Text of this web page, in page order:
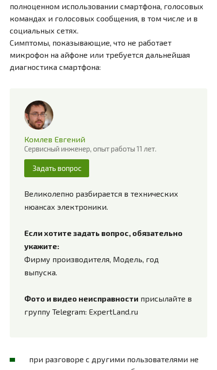
полноценном использовании смартфона, голосовых
командах и голосовых сообщения, в том числе и в
социальных сетях.
Симптомы, показывающие, что не работает
микрофон на айфоне или требуется дальнейшая
диагностика смартфона:
Комлев Евгений
Сервисный инженер, опыт работы 11 лет.
Задать вопрос
Великолепно разбирается в технических
нюансах электроники.
Если хотите задать вопрос, обязательно
укажите:
Фирму производителя, Модель, год
выпуска.
Фото и видео неисправности присылайте в
группу Telegram: ExpertLand.ru
при разговоре с другими пользователями не